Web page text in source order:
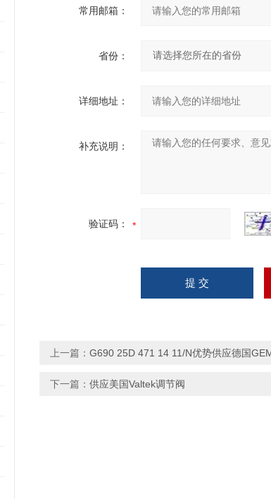
常用邮箱：
省份：
详细地址：
补充说明：
验证码：
上一篇： G690 25D 471 14 11/N优势供应德国
下一篇： 供应美国Valtek调节阀